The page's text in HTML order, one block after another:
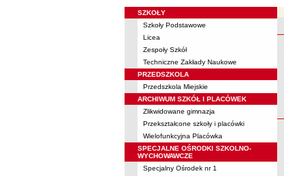
Menu
SZKOŁY
Szkoły Podstawowe
Licea
Zespoły Szkół
Techniczne Zakłady Naukowe
PRZEDSZKOLA
Przedszkola Miejskie
ARCHIWUM SZKÓŁ I PLACÓWEK
Zlikwidowane gimnazja
Przekształcone szkoły i placówki
Wielofunkcyjna Placówka
SPECJALNE OŚRODKI SZKOLNO-
WYCHOWAWCZE
Specjalny Ośrodek nr 1